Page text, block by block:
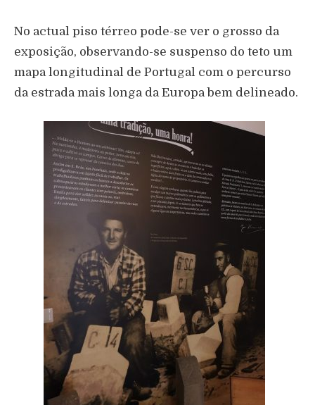
No actual piso térreo pode-se ver o grosso da
exposição, observando-se suspenso do teto um
mapa longitudinal de Portugal com o percurso
da estrada mais longa da Europa bem delineado.